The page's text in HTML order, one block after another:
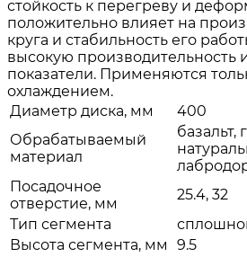
стойкость к перегреву и
положительно влияет на
круга и стабильность его
высокую производительность
показатели. Применяются
охлаждением.
Диаметр диска, мм
400
Обрабатываемый
материал
базальт,
Посадочное
отверстие, мм
25.4, 32
Тип сегмента
Высота сегмента, мм
9.5